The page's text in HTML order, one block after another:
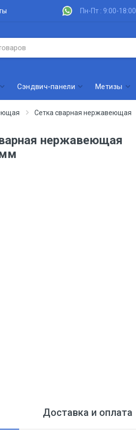
Пн-Пт : 9:00-18:00
Сэндвич-панели Метизы
Сетка сварная нержавеющая
нержавеющая
Доставка и оплата